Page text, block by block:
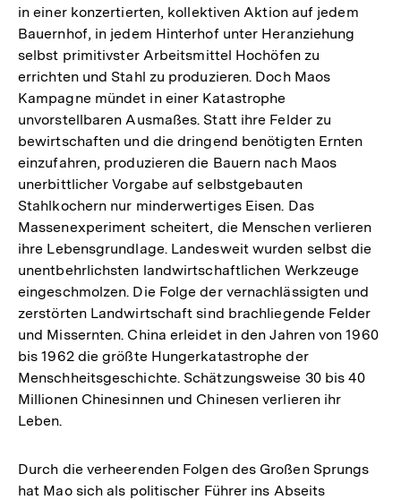
in einer konzertierten, kollektiven Aktion auf jedem
Bauernhof, in jedem Hinterhof unter Heranziehung
selbst primitivster Arbeitsmittel Hochöfen zu
errichten und Stahl zu produzieren. Doch Maos
Kampagne mündet in einer Katastrophe
unvorstellbaren Ausmaßes. Statt ihre Felder zu
bewirtschaften und die dringend benötigten Ernten
einzufahren, produzieren die Bauern nach Maos
unerbittlicher Vorgabe auf selbstgebauten
Stahlkochern nur minderwertiges Eisen. Das
Massenexperiment scheitert, die Menschen verlieren
ihre Lebensgrundlage. Landesweit wurden selbst die
unentbehrlichsten landwirtschaftlichen Werkzeuge
eingeschmolzen. Die Folge der vernachlässigten und
zerstörten Landwirtschaft sind brachliegende Felder
und Missernten. China erleidet in den Jahren von 1960
bis 1962 die größte Hungerkatastrophe der
Menschheitsgeschichte. Schätzungsweise 30 bis 40
Millionen Chinesinnen und Chinesen verlieren ihr
Leben.
Durch die verheerenden Folgen des Großen Sprungs
hat Mao sich als politischer Führer ins Abseits